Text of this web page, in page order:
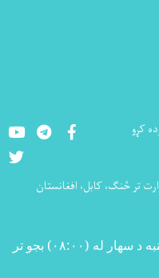
کړو YoutubeLinkedIn
تر څنګ، کابل، افغانستان
د سهار له (۰۸:۰۰)
بجو تر